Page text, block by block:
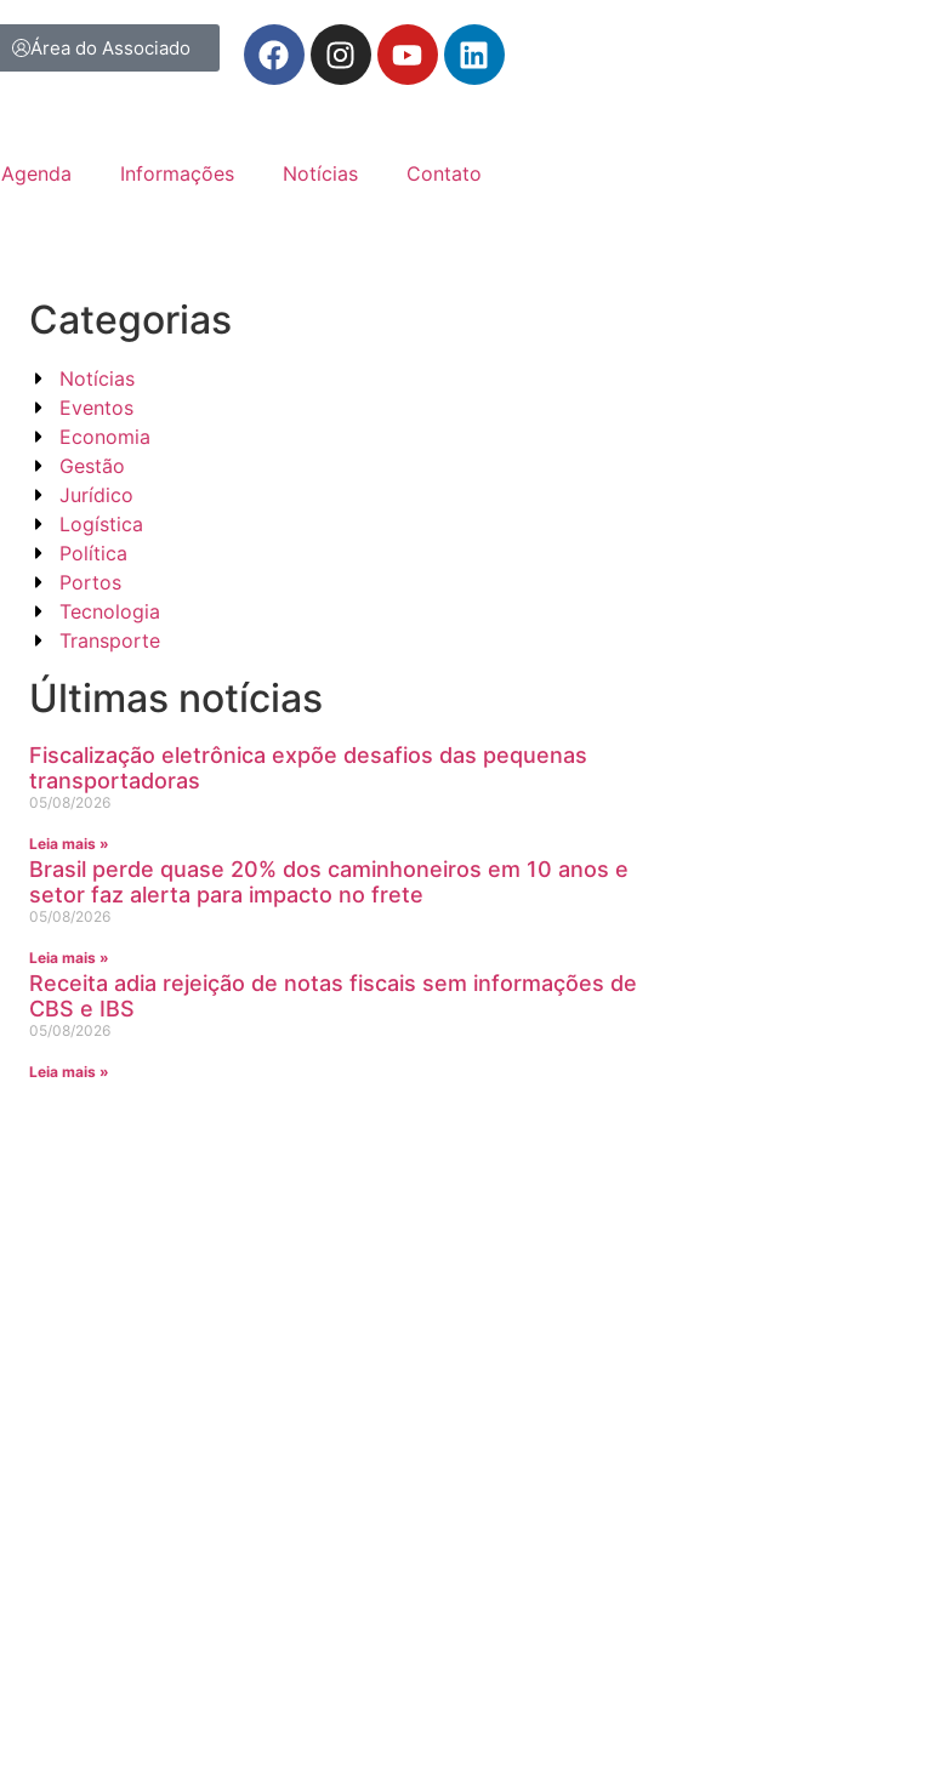
Área do Associado
Agenda Informações Notícias Contato
Categorias
Notícias
Eventos
Economia
Gestão
Jurídico
Logística
Política
Portos
Tecnologia
Transporte
Últimas notícias
Fiscalização eletrônica expõe desafios das pequenas
transportadoras
05/08/2026
Leia mais »
Brasil perde quase 20% dos caminhoneiros em 10 anos e
setor faz alerta para impacto no frete
05/08/2026
Leia mais »
Receita adia rejeição de notas fiscais sem informações de
CBS e IBS
05/08/2026
Leia mais »